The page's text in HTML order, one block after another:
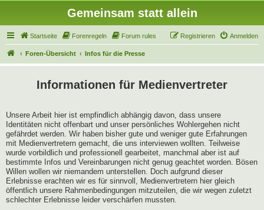
Gemeinsam statt allein
Startseite Forenregeln Forum rules Anmelden
Registrieren
Foren-Übersicht Infos für die Presse
Informationen für Medienvertreter
Unsere Arbeit hier ist empfindlich abhängig davon, dass unsere
Identitäten nicht offenbart und unser persönliches Wohlergehen nicht
gefährdet werden. Wir haben bisher gute und weniger gute Erfahrungen
mit Medienvertretern gemacht, die uns interviewen wollten. Teilweise
wurde vorbildlich und professionell gearbeitet, manchmal aber ist auf
bestimmte Infos und Vereinbarungen nicht genug geachtet worden. Bösen
Willen wollen wir niemandem unterstellen. Doch aufgrund dieser
Erlebnisse erachten wir es für sinnvoll, Medienvertretern hier gleich
öffentlich unsere Rahmenbedingungen mitzuteilen, die wir wegen zuletzt
schlechter Erlebnisse leider verschärfen mussten.